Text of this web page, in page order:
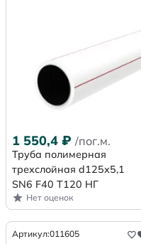
1 550,4 ₽ /пог.м.
Труба полимерная
трехслойная d125х5,1
SN6 F40 Т120 НГ
Нет оценок
Артикул:011605